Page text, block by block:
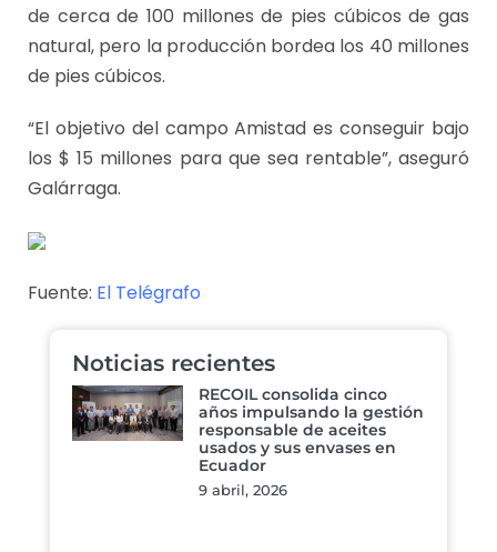
de cerca de 100 millones de pies cúbicos de gas
natural, pero la producción bordea los 40 millones
de pies cúbicos.
“El objetivo del campo Amistad es conseguir bajo
los $ 15 millones para que sea rentable”, aseguró
Galárraga.
Fuente: El Telégrafo
Noticias recientes
RECOIL consolida cinco
años impulsando la gestión
responsable de aceites
usados y sus envases en
Ecuador
9 abril, 2026